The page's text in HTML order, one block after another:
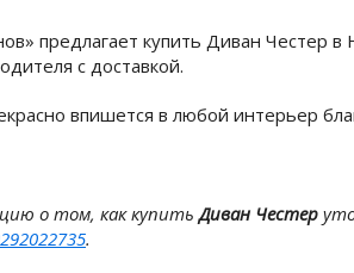
предлагает купить Диван Честер в
с доставкой.
впишется в любой интерьер
о том, как купитьДиван Честер
.